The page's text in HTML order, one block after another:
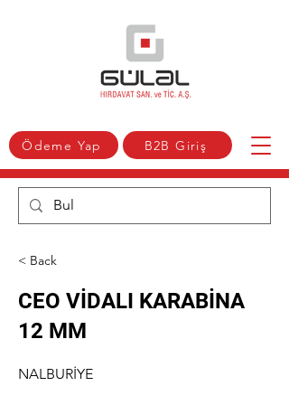
Ödeme Yap B2B Giriş
< Back
CEO VİDALI KARABİNA
12 MM
NALBURİYE